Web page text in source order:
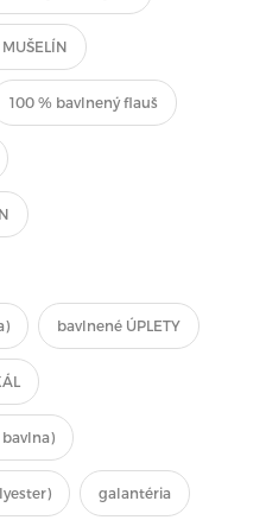
100 % bavlnený flauš
bavlnené ÚPLETY
bavlna)
galantéria